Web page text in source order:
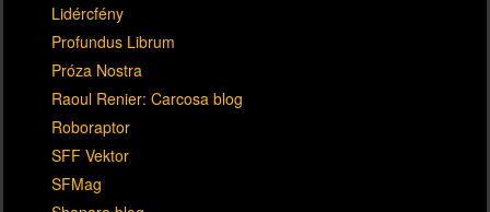
Lidércfény
Profundus Librum
Próza Nostra
Raoul Renier: Carcosa blog
Roboraptor
SFF Vektor
SFMag